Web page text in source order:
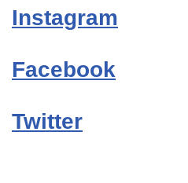
Instagram
Facebook
Twitter